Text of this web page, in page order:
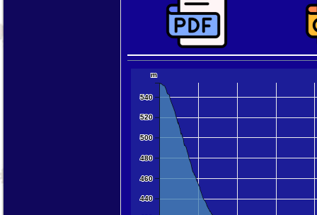
10000 km
5000 mi
440
460
480
500
520
540
m